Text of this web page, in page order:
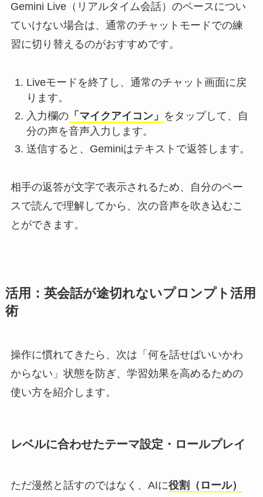
Gemini Live（リアルタイム会話）のペースについ
ていけない場合は、通常のチャットモードでの練
習に切り替えるのがおすすめです。
Liveモードを終了し、通常のチャット画面に戻
ります。
入力欄の「マイクアイコン」 をタップして、自
分の声を音声入力します。
送信すると、Geminiはテキストで返答します。
相手の返答が文字で表示されるため、自分のペー
スで読んで理解してから、次の音声を吹き込むこ
とができます。
活用：英会話が途切れないプロンプト活用
術
操作に慣れてきたら、次は「何を話せばいいかわ
からない」状態を防ぎ、学習効果を高めるための
使い方を紹介します。
レベルに合わせたテーマ設定・ロールプレイ
ただ漫然と話すのではなく、AIに役割（ロール）